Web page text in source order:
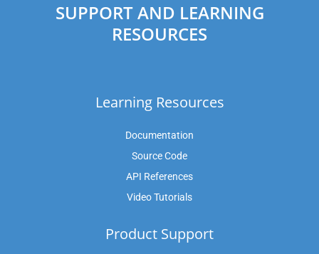
SUPPORT AND LEARNING
RESOURCES
Learning Resources
Documentation
Source Code
API References
Video Tutorials
Product Support